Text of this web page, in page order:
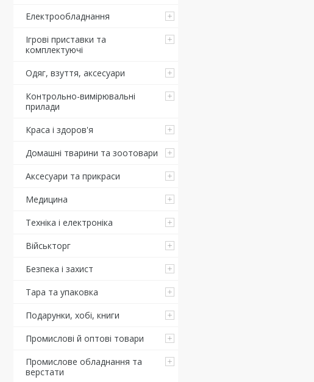
Електрообладнання
Ігрові приставки та
комплектуючі
Одяг, взуття, аксесуари
Контрольно-вимірювальні
прилади
Краса і здоров'я
Домашні тварини та зоотовари
Аксесуари та прикраси
Медицина
Техніка і електроніка
Військторг
Безпека і захист
Тара та упаковка
Подарунки, хобі, книги
Промислові й оптові товари
Промислове обладнання та
верстати